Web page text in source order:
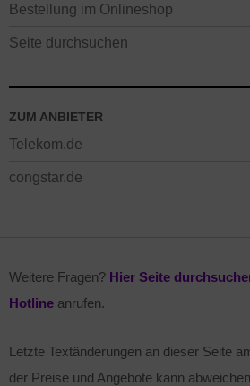
Bestellung im Onlineshop
Seite durchsuchen
ZUM ANBIETER
Telekom.de
congstar.de
Weitere Fragen? Hier Seite
Hotline anrufen.
Letzte Textänderungen an dieser Seite
der Preise und Angebote kann